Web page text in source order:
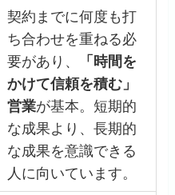
契約までに何度も打
ち合わせを重ねる必
要があり、
「時間を
かけて信頼を積む」
営業が基本。短期的
な成果より、長期的
な成果を意識できる
人に向いています。